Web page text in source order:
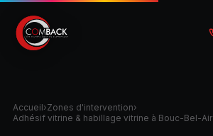
Accueil›Zones d'intervention›
Adhésif vitrine & habillage vitrine à Bouc-Bel-Air